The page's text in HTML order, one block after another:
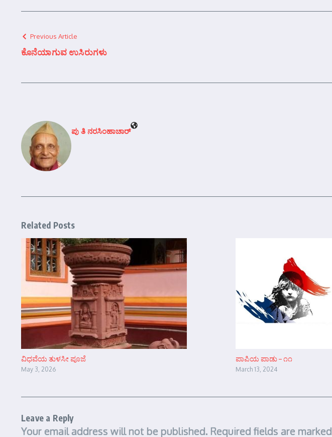
Previous Article
ಕೊನೆಯಾಗುವ ಉಸಿರುಗಳು
ಪು ತಿ ನರಸಿಂಹಾಚಾರ್
Related Posts
ವಿಧವೆಯ ತುಳಸೀ ಪೂಜೆ
May 3, 2026
ಪಾಪಿಯ ಪಾಡು – ೧೧
March 13, 2024
Leave a Reply
Your email address will not be published. Required fields are marked